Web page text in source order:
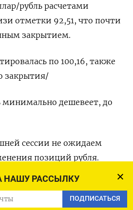
НАШУ РАССЫЛКУ
ПОДПИСАТЬСЯ
рубль расчетами
отметки 92,51, что почти
закрытием.
по 100,16, также
закрытия/
минимально дешевеет, до
сессии не ожидаем
позиций рубля.
отсутствие дополнительной
экспортеров,